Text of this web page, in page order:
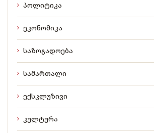
პოლიტიკა
ეკონომიკა
საზოგადოება
სამართალი
ექსკლუზივი
კულტურა